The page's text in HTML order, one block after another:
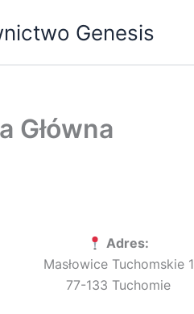
Genesis
Główna
Adres:
Masłowice Tuchomskie 1
77-133 Tuchomie